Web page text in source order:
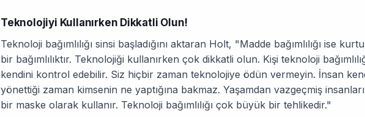
Teknolojiyi Kullanırken Dikkatli Olun!
Teknoloji bağımlılığı sinsi başladığını aktaran Holt, "Madde bağımlılığı ise
bir bağımlılıktır. Teknolojiği kullanırken çok dikkatli olun. Kişi teknoloji
kendini kontrol edebilir. Siz hiçbir zaman teknolojiye ödün vermeyin. İnsan
yönettiği zaman kimsenin ne yaptığına bakmaz. Yaşamdan vazgeçmiş insanların
bir maske olarak kullanır. Teknoloji bağımlılığı çok büyük bir tehlikedir."